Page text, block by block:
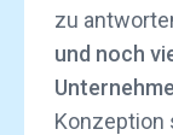
zu
und noch
Konzeption